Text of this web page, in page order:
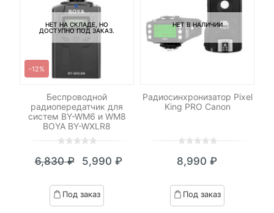
НЕТ НА СКЛАДЕ, НО
ДОСТУПНО ПОД ЗАКАЗ.
-12%
Беспроводной
радиопередатчик для
систем BY-WM6 и WM8
BOYA BY-WXLR8
out
based
on
6,830₽
Первоначальная
цена
составляла
5,990 ₽
Текущая
цена:
5,990 ₽.
Под заказ
НЕТ В НАЛИЧИИ
Радиосинхронизатор Pixel
King PRO Canon
out
based
on
8,990 ₽
Под заказ